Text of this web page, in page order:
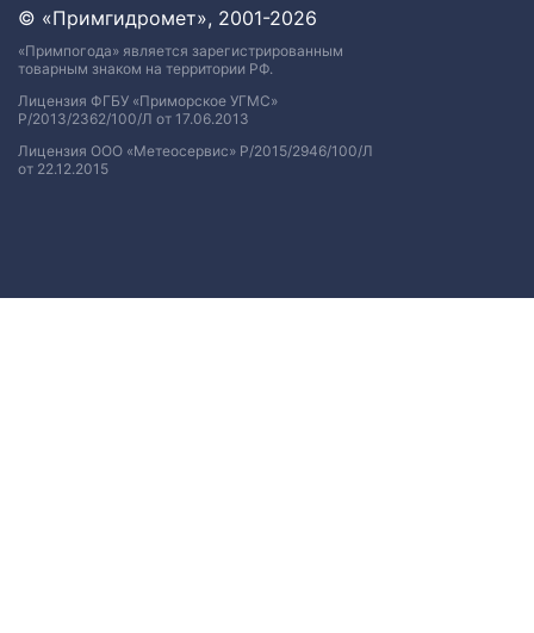
© «Примгидромет», 2001-2026
«Примпогода» является зарегистрированным
товарным знаком на территории РФ.
Лицензия ФГБУ «Приморское УГМС»
Р/2013/2362/100/Л от 17.06.2013
Лицензия ООО «Метеосервис» Р/2015/2946/100/Л
от 22.12.2015